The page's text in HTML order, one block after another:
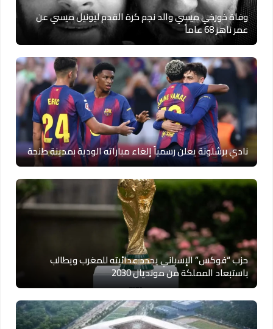
وفاة خورخي ميسي والد نجم كرة القدم ليونيل ميسي عن
عمر ناهز 68 عاماً
نادي برشلونة يعلن رسمياً إلغاء مباراته الودية بمدينة طنجة
حزب “فوكس” الإسباني يجدد عدائيته للمغرب ويطالب
باستبعاد المملكة من مونديال 2030